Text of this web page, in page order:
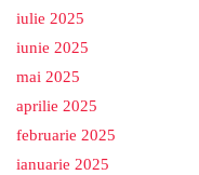
iulie 2025
iunie 2025
mai 2025
aprilie 2025
februarie 2025
ianuarie 2025